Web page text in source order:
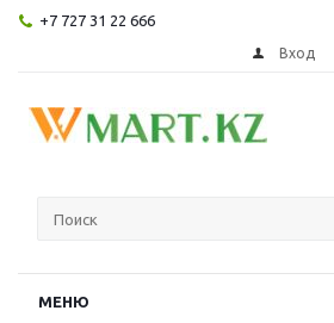
+7 727 31 22 666
Вход
МЕНЮ